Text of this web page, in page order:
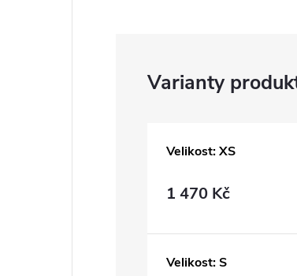
Velikost: XS
1 470 Kč
Velikost: S